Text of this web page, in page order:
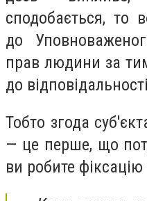
сподобається, то
до
прав людини за
до
Тобто згода
— це перше, що
ви робите фіксацію